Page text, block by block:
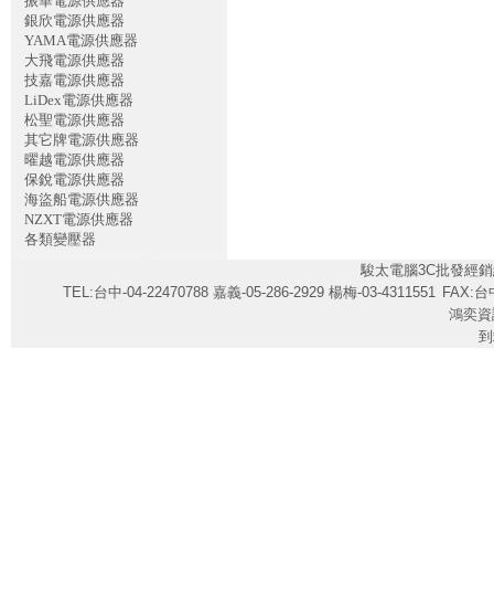
銀欣電源供應器
YAMA電源供應器
大飛電源供應器
技嘉電源供應器
LiDex電源供應器
松聖電源供應器
其它牌電源供應器
曜越電源供應器
保銳電源供應器
海盜船電源供應器
NZXT電源供應器
各類變壓器
駿太電腦3C批發經
TEL:台中-04-22470788 嘉義-05-286-2929 楊梅-03-4311551 FAX:台
鴻奕